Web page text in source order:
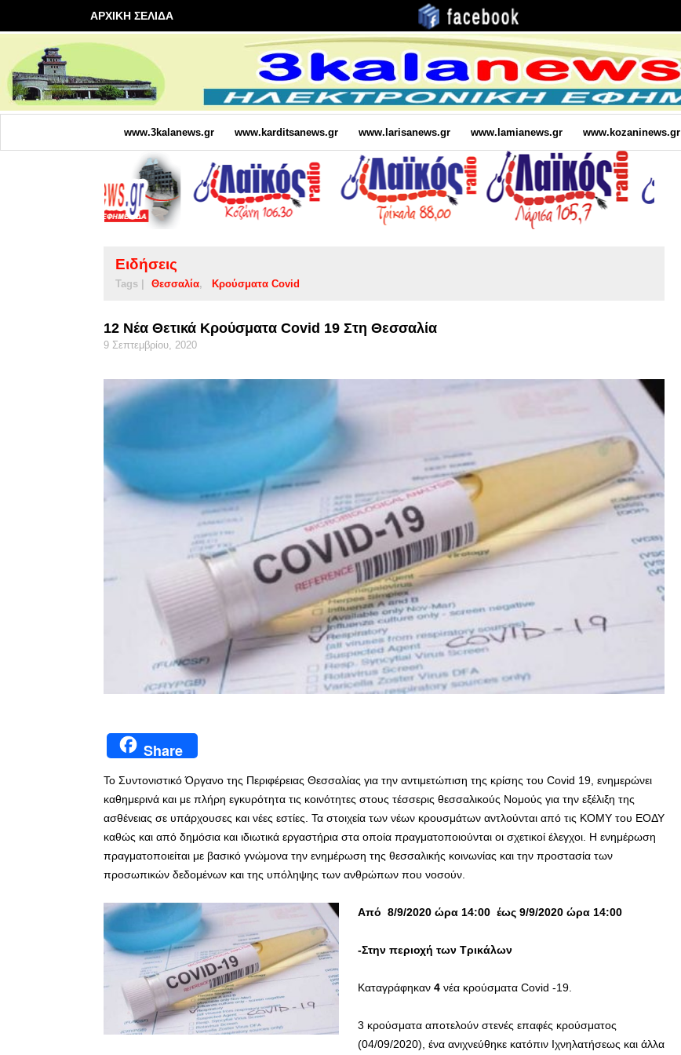
ΑΡΧΙΚΗ ΣΕΛΙΔΑ
www.3kalanews.gr www.karditsanews.gr www.larisanews.gr www.lamianews.gr www.kozaninews.gr
Ειδήσεις
Tags | Θεσσαλία Κρούσματα Covid
12 Νέα Θετικά Κρούσματα Covid 19 Στη Θεσσαλία
9 Σεπτεμβρίου, 2020
Share
Το Συντονιστικό Όργανο της Περιφέρειας Θεσσαλίας για την αντιμετώπιση της κρίσης του Covid 19, ενημερώνει
καθημερινά και με πλήρη εγκυρότητα τις κοινότητες στους τέσσερις θεσσαλικούς Νομούς για την εξέλιξη της
ασθένειας σε υπάρχουσες και νέες εστίες. Τα στοιχεία των νέων κρουσμάτων αντλούνται από τις ΚΟΜΥ του ΕΟΔΥ
καθώς και από δημόσια και ιδιωτικά εργαστήρια στα οποία πραγματοποιούνται οι σχετικοί έλεγχοι. Η ενημέρωση
πραγματοποιείται με βασικό γνώμονα την ενημέρωση της θεσσαλικής κοινωνίας και την προστασία των
προσωπικών δεδομένων και της υπόληψης των ανθρώπων που νοσούν.
Από 8/9/2020 ώρα 14:00 έως 9/9/2020 ώρα 14:00
-Στην περιοχή των Τρικάλων
Καταγράφηκαν 4 νέα κρούσματα Covid -19.
3 κρούσματα αποτελούν στενές επαφές κρούσματος
(04/09/2020), ένα ανιχνεύθηκε κατόπιν Ιχνηλατήσεως και άλλα